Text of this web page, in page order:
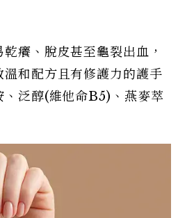
癢、脫皮甚至龜裂出血，
和配方且有修護力的護手
、泛醇(維他命B5)、燕麥萃